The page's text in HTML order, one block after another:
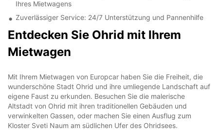
Ihres Mietwagens
Zuverlässiger Service: 24/7 Unterstützung und Pannenhilfe
Entdecken Sie Ohrid mit Ihrem
Mietwagen
Mit Ihrem Mietwagen von Europcar haben Sie die Freiheit, die
wunderschöne Stadt Ohrid und ihre umliegende Landschaft auf
eigene Faust zu erkunden. Besuchen Sie die malerische
Altstadt von Ohrid mit ihren traditionellen Gebäuden und
verwinkelten Gassen, oder machen Sie einen Ausflug zum
Kloster Sveti Naum am südlichen Ufer des Ohridsees.